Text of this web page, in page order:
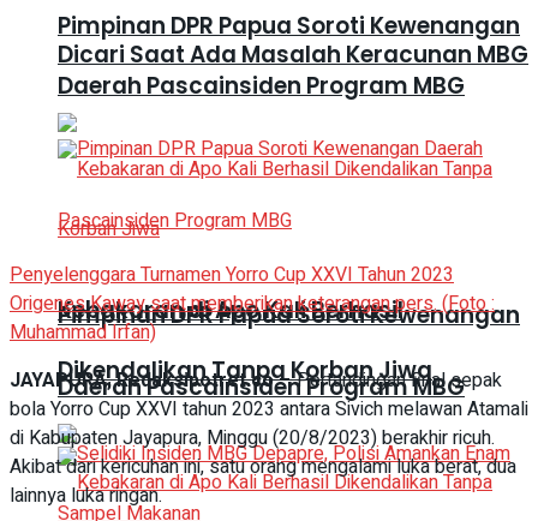
Pimpinan DPR Papua Soroti Kewenangan
Daerah Pascainsiden Program MBG
Kebakaran di Apo Kali Berhasil
Dikendalikan Tanpa Korban Jiwa
Dicari Saat Ada Masalah Keracunan MBG
Pimpinan DPR Papua Soroti Kewenangan
Daerah Pascainsiden Program MBG
Penyelenggara Turnamen Yorro Cup XXVI Tahun 2023
Origenes Kaway saat memberikan keterangan pers. (Foto :
Muhammad Irfan)
JAYAPURA, Redaksipotret.co– Pertandingan final sepak
bola Yorro Cup XXVI tahun 2023 antara Sivich melawan Atamali
di Kabupaten Jayapura, Minggu (20/8/2023) berakhir ricuh.
Akibat dari kericuhan ini, satu orang mengalami luka berat, dua
lainnya luka ringan.